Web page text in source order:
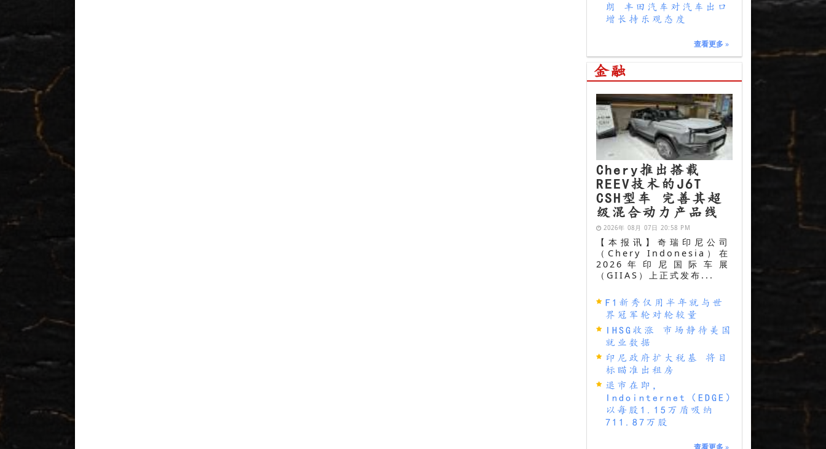
朗 丰田汽车对汽车出口
增长持乐观态度
查看更多 »
金融
Chery推出搭载
REEV技术的J6T
CSH型车 完善其超
级混合动力产品线
2026年 08月 07日 20:58 PM
【本报讯】奇瑞印尼公司
（Chery Indonesia）在
2026年印尼国际车展
（GIIAS）上正式发布...
F1新秀仅用半年就与世
界冠军轮对轮较量
IHSG收涨 市场静待美国
就业数据
印尼政府扩大税基 将目
标瞄准出租房
退市在即，
Indointernet（EDGE）
以每股1.15万盾吸纳
711.87万股
查看更多 »